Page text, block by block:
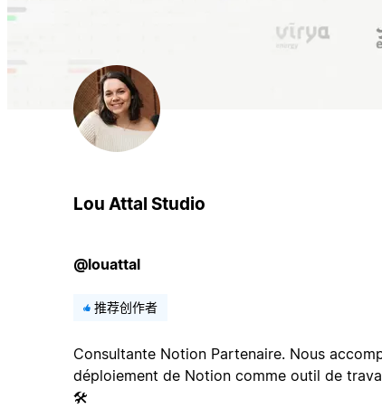
Lou Attal Studio
@louattal
推荐创作者
Consultante Notion Partenaire. Nous
déploiement de Notion comme outil de
🛠️